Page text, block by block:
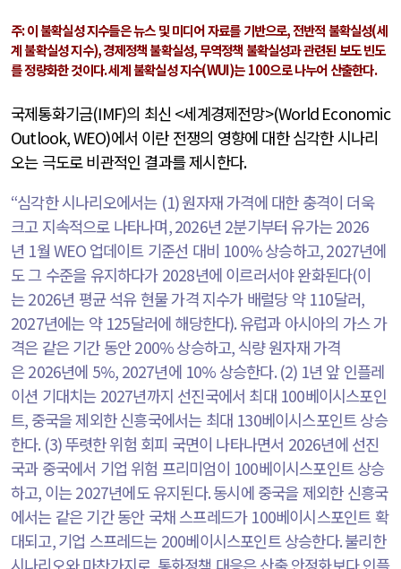
주:이 불확실성 지수들은 뉴스 및 미디어 자료를 기반으로,전반적 불확실성(세
계 불확실성 지수),경제정책 불확실성,무역정책 불확실성과 관련된 보도 빈도
를 정량화한 것이다.세계 불확실성 지수(WUI)는100으로 나누어 산출한다.
국제통화기금(IMF)의 최신 <세계경제전망>(World Economic
Outlook, WEO)에서 이란 전쟁의 영향에 대한 심각한 시나리
오는 극도로 비관적인 결과를 제시한다.
“심각한 시나리오에서는 (1)원자재 가격에 대한 충격이 더욱
크고 지속적으로 나타나며, 2026년 2분기부터 유가는2026
년 1월WEO 업데이트 기준선 대비 100%상승하고, 2027년에
도 그 수준을 유지하다가 2028년에 이르러서야 완화된다(이
는2026년 평균 석유 현물 가격 지수가 배럴당 약 110달러,
2027년에는 약 125달러에 해당한다). 유럽과 아시아의 가스 가
격은 같은 기간 동안200%상승하고,식량 원자재 가격
은2026년에 5%, 2027년에 10% 상승한다. (2) 1년 앞 인플레
이션 기대치는 2027년까지 선진국에서 최대 100베이시스포인
트, 중국을 제외한 신흥국에서는 최대 130베이시스포인트 상승
한다. (3)뚜렷한 위험 회피 국면이 나타나면서 2026년에 선진
국과 중국에서 기업 위험 프리미엄이 100베이시스포인트 상승
하고, 이는2027년에도 유지된다.동시에 중국을 제외한 신흥국
에서는 같은 기간 동안 국채 스프레드가 100베이시스포인트 확
대되고,기업 스프레드는 200베이시스포인트 상승한다.불리한